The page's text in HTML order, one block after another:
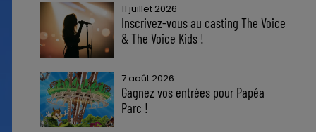
11 juillet 2026
Inscrivez-vous au casting The Voice
& The Voice Kids !
7 août 2026
Gagnez vos entrées pour Papéa
Parc !